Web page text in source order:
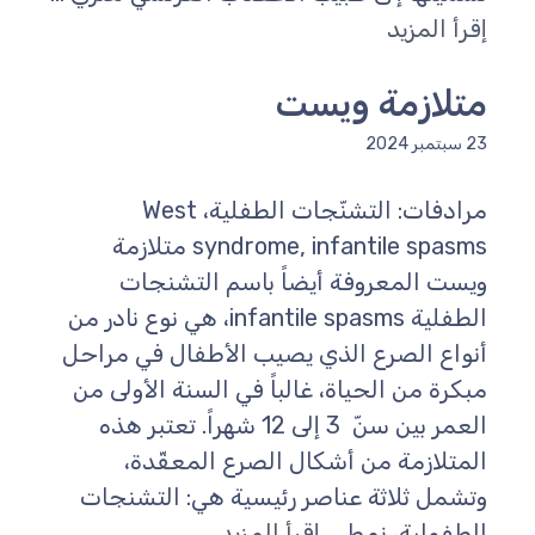
إقرأ المزيد
متلازمة ويست
23 سبتمبر 2024
مرادفات: التشنّجات الطفلية، West
syndrome, infantile spasms متلازمة
ويست المعروفة أيضاً باسم التشنجات
الطفلية infantile spasms، هي نوع نادر من
أنواع الصرع الذي يصيب الأطفال في مراحل
مبكرة من الحياة، غالباً في السنة الأولى من
العمر بين سنّ 3 إلى 12 شهراً. تعتبر هذه
المتلازمة من أشكال الصرع المعقّدة،
وتشمل ثلاثة عناصر رئيسية هي: التشنجات